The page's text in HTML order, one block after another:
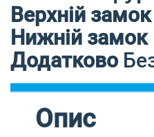
Верхній замок
Нижній замок
Додатково
Опис